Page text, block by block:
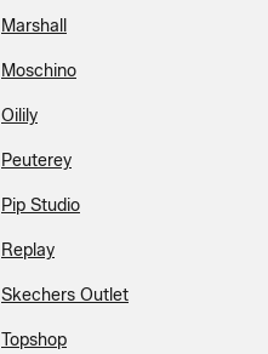
Marshall
Moschino
Oilily
Peuterey
Pip Studio
Replay
Skechers Outlet
Topshop